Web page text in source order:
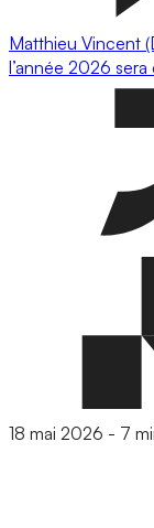
Matthieu Vincent
l’année 2026 sera
18 mai 2026 - 7